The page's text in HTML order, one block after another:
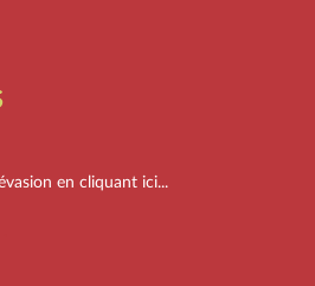
en cliquant ici...